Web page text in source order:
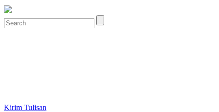
Kirim Tulisan